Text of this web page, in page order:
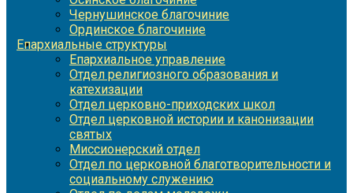
Чернушинское благочиние
Ординское благочиние
Епархиальные структуры
Епархиальное управление
Отдел религиозного образования и
катехизации
Отдел церковно-приходских школ
Отдел церковной истории и канонизации
святых
Миссионерский отдел
Отдел по церковной благотворительности и
социальному служению